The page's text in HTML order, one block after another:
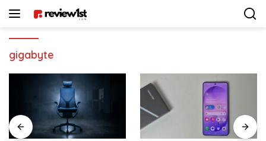
gigabyte